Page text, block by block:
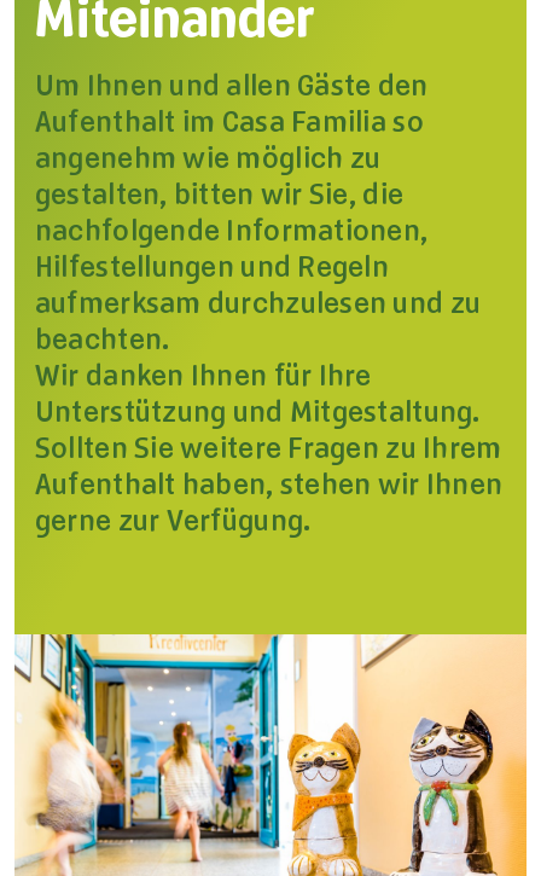
Um Ihnen und allen Gäste den
Aufenthalt im Casa Familia so
angenehm wie möglich zu
gestalten, bitten wir Sie, die
nachfolgende Informationen,
Hilfestellungen und Regeln
aufmerksam durchzulesen und zu
beachten.
Wir danken Ihnen für Ihre
Unterstützung und Mitgestaltung.
Sollten Sie weitere Fragen zu Ihrem
Aufenthalt haben, stehen wir Ihnen
gerne zur Verfügung.